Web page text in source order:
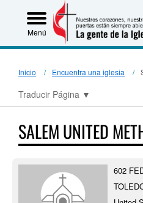
Menú
Inicio Encuentra una iglesia
Traducir Página ▼
SALEM UNITED
602